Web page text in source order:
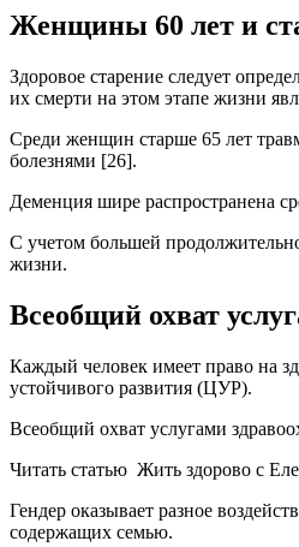
Женщины 60 лет и
Здоровое старение следует
их смерти на этом этапе жизни
Среди женщин старше 65 лет
болезнями [26].
Деменция шире распространена
С учетом большей
жизни.
Всеобщий охват
Каждый человек имеет право на
устойчивого развития (ЦУР).
Всеобщий охват услугами
Читать статью Жить здорово с
Гендер оказывает разное
содержащих семью.